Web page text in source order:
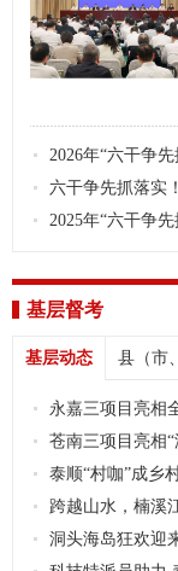
2026年“六干争
县（市、区）比看
六干争先抓落实
发展大会举行
2025年“六干争
基层督考
基层动态 县（市
永嘉三项目亮相
苍南三项目亮相
泰顺“村咖”成乡
跨越山水，楠溪
洞头海岛狂欢迎